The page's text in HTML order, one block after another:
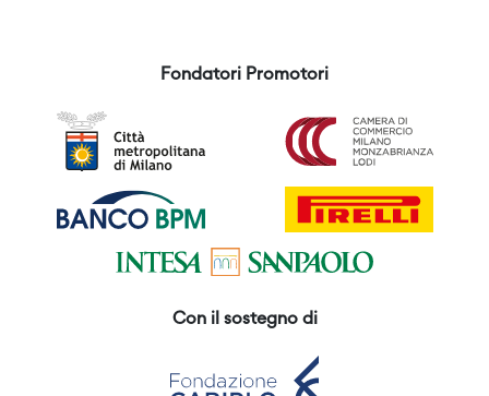
Fondatori Promotori
Con il sostegno di